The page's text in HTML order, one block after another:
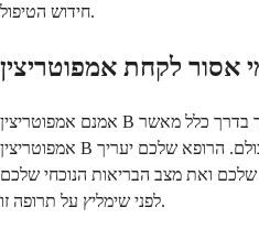
חידוש הטיפול.
אמנם אמפוטריצין B ליפיד קומפלקס בטוח יותר בדרך כלל מאשר
אמפוטריצין B קונבנציונלי, אך הוא אינו מתאים לכולם. הרופא שלכם יעריך
ואת מצב הבריאות הנוכחי שלכם
לפני שימליץ על תרופה זו.